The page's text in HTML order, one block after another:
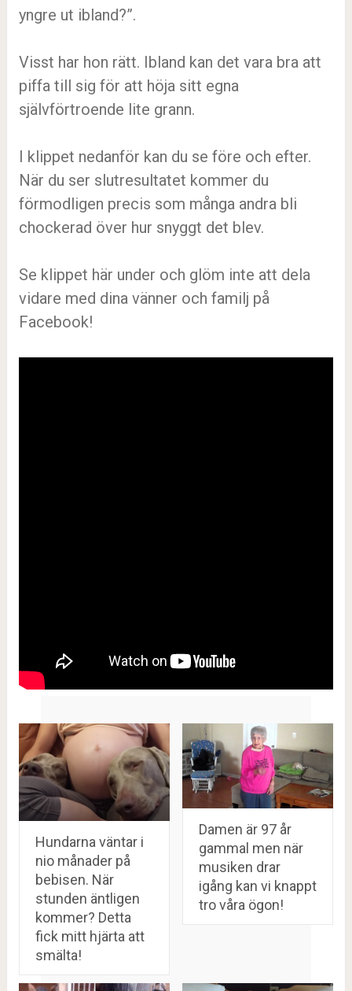
yngre ut ibland?”.
Visst har hon rätt. Ibland kan det vara bra att
piffa till sig för att höja sitt egna
självförtroende lite grann.
I klippet nedanför kan du se före och efter.
När du ser slutresultatet kommer du
förmodligen precis som många andra bli
chockerad över hur snyggt det blev.
Se klippet här under och glöm inte att dela
vidare med dina vänner och familj på
Facebook!
Hundarna väntar i
nio månader på
bebisen. När
stunden äntligen
kommer? Detta
fick mitt hjärta att
smälta!
Damen är 97 år
gammal men när
musiken drar
igång kan vi knappt
tro våra ögon!